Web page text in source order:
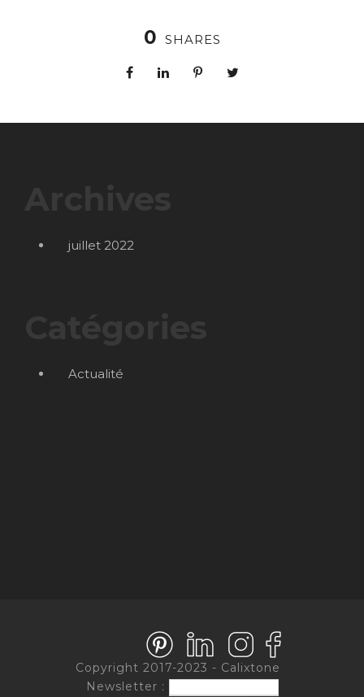
0 SHARES
juillet 2022
Actualité
Copyright 2017-2023 - Calixtone
Newsletter :